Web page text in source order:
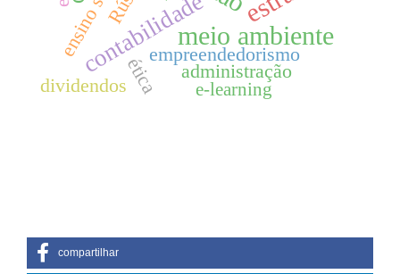
meio ambiente
contabilidadeempreendedorismo
administração
ética
dividendos e-learning
compartilhar